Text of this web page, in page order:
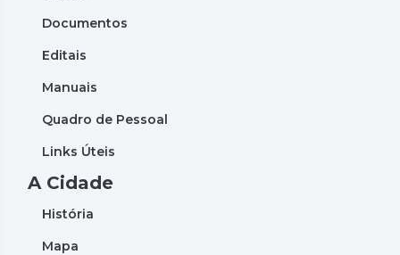
Documentos
Editais
Manuais
Quadro de Pessoal
Links Úteis
A Cidade
História
Mapa